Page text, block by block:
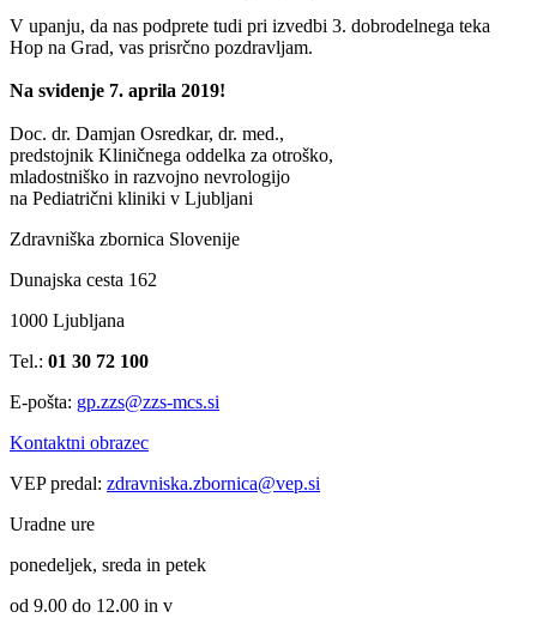
V upanju, da nas podprete tudi pri izvedbi 3. dobrodelnega teka
Hop na Grad, vas prisrčno pozdravljam.
Na svidenje 7. aprila 2019!
Doc. dr. Damjan Osredkar, dr. med.,
predstojnik Kliničnega oddelka za otroško,
mladostniško in razvojno nevrologijo
na Pediatrični kliniki v Ljubljani
Zdravniška zbornica Slovenije
Dunajska cesta 162
1000 Ljubljana
Tel.: 01 30 72 100
E-pošta: gp.zzs@zzs-mcs.si
Kontaktni obrazec
VEP predal: zdravniska.zbornica@vep.si
Uradne ure
ponedeljek, sreda in petek
od 9.00 do 12.00 in v